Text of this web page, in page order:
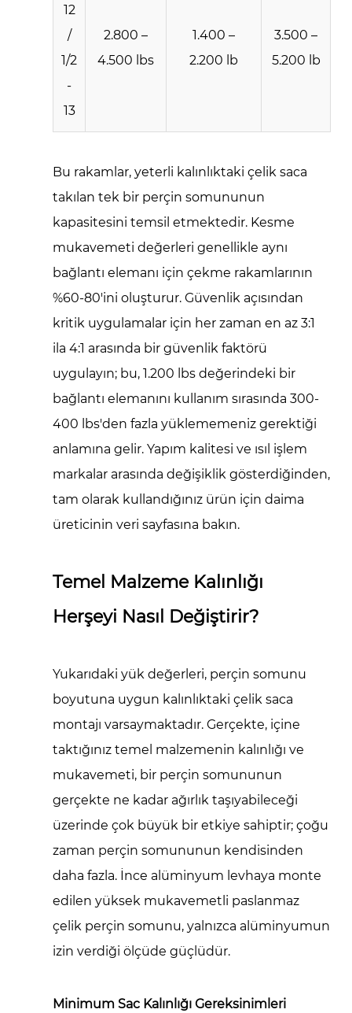
Perçin
Somununuz
Tam
Yük
Değeri
Nasıl
12
/
1/2
-
13
2.800 –
4.500 lbs
1.400 –
2.200 lb
3.500 –
5.200 lb
Bu rakamlar, yeterli kalınlıktaki çelik saca
takılan tek bir perçin somununun
kapasitesini temsil etmektedir. Kesme
mukavemeti değerleri genellikle aynı
bağlantı elemanı için çekme rakamlarının
%60-80'ini oluşturur. Güvenlik açısından
kritik uygulamalar için her zaman en az 3:1
ila 4:1 arasında bir güvenlik faktörü
uygulayın; bu, 1.200 lbs değerindeki bir
bağlantı elemanını kullanım sırasında 300-
400 lbs'den fazla yüklememeniz gerektiği
anlamına gelir. Yapım kalitesi ve ısıl işlem
markalar arasında değişiklik gösterdiğinden,
tam olarak kullandığınız ürün için daima
üreticinin veri sayfasına bakın.
Temel Malzeme Kalınlığı
Herşeyi Nasıl Değiştirir?
Yukarıdaki yük değerleri, perçin somunu
boyutuna uygun kalınlıktaki çelik saca
montajı varsaymaktadır. Gerçekte, içine
taktığınız temel malzemenin kalınlığı ve
mukavemeti, bir perçin somununun
gerçekte ne kadar ağırlık taşıyabileceği
üzerinde çok büyük bir etkiye sahiptir; çoğu
zaman perçin somununun kendisinden
daha fazla. İnce alüminyum levhaya monte
edilen yüksek mukavemetli paslanmaz
çelik perçin somunu, yalnızca alüminyumun
izin verdiği ölçüde güçlüdür.
Minimum Sac Kalınlığı Gereksinimleri